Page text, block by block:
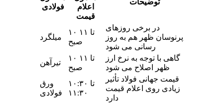
فولادی
اعلام
قیمت
میلگرد
۱۰ تا ۱۱
صبح
در برخی روزهای
پرنوسان ظهر هم به‌ روز
رسانی می‌ شود
تیرآهن
۱۰ تا ۱۱
صبح
گاهی با توجه به نرخ ارز
ظهر اصلاح می‌ شود
ورق
فولادی
۱۰:۳۰ تا
۱۱:۳۰
قیمت جهانی فولاد تأثیر
زیادی روی اعلام قیمت
دارد